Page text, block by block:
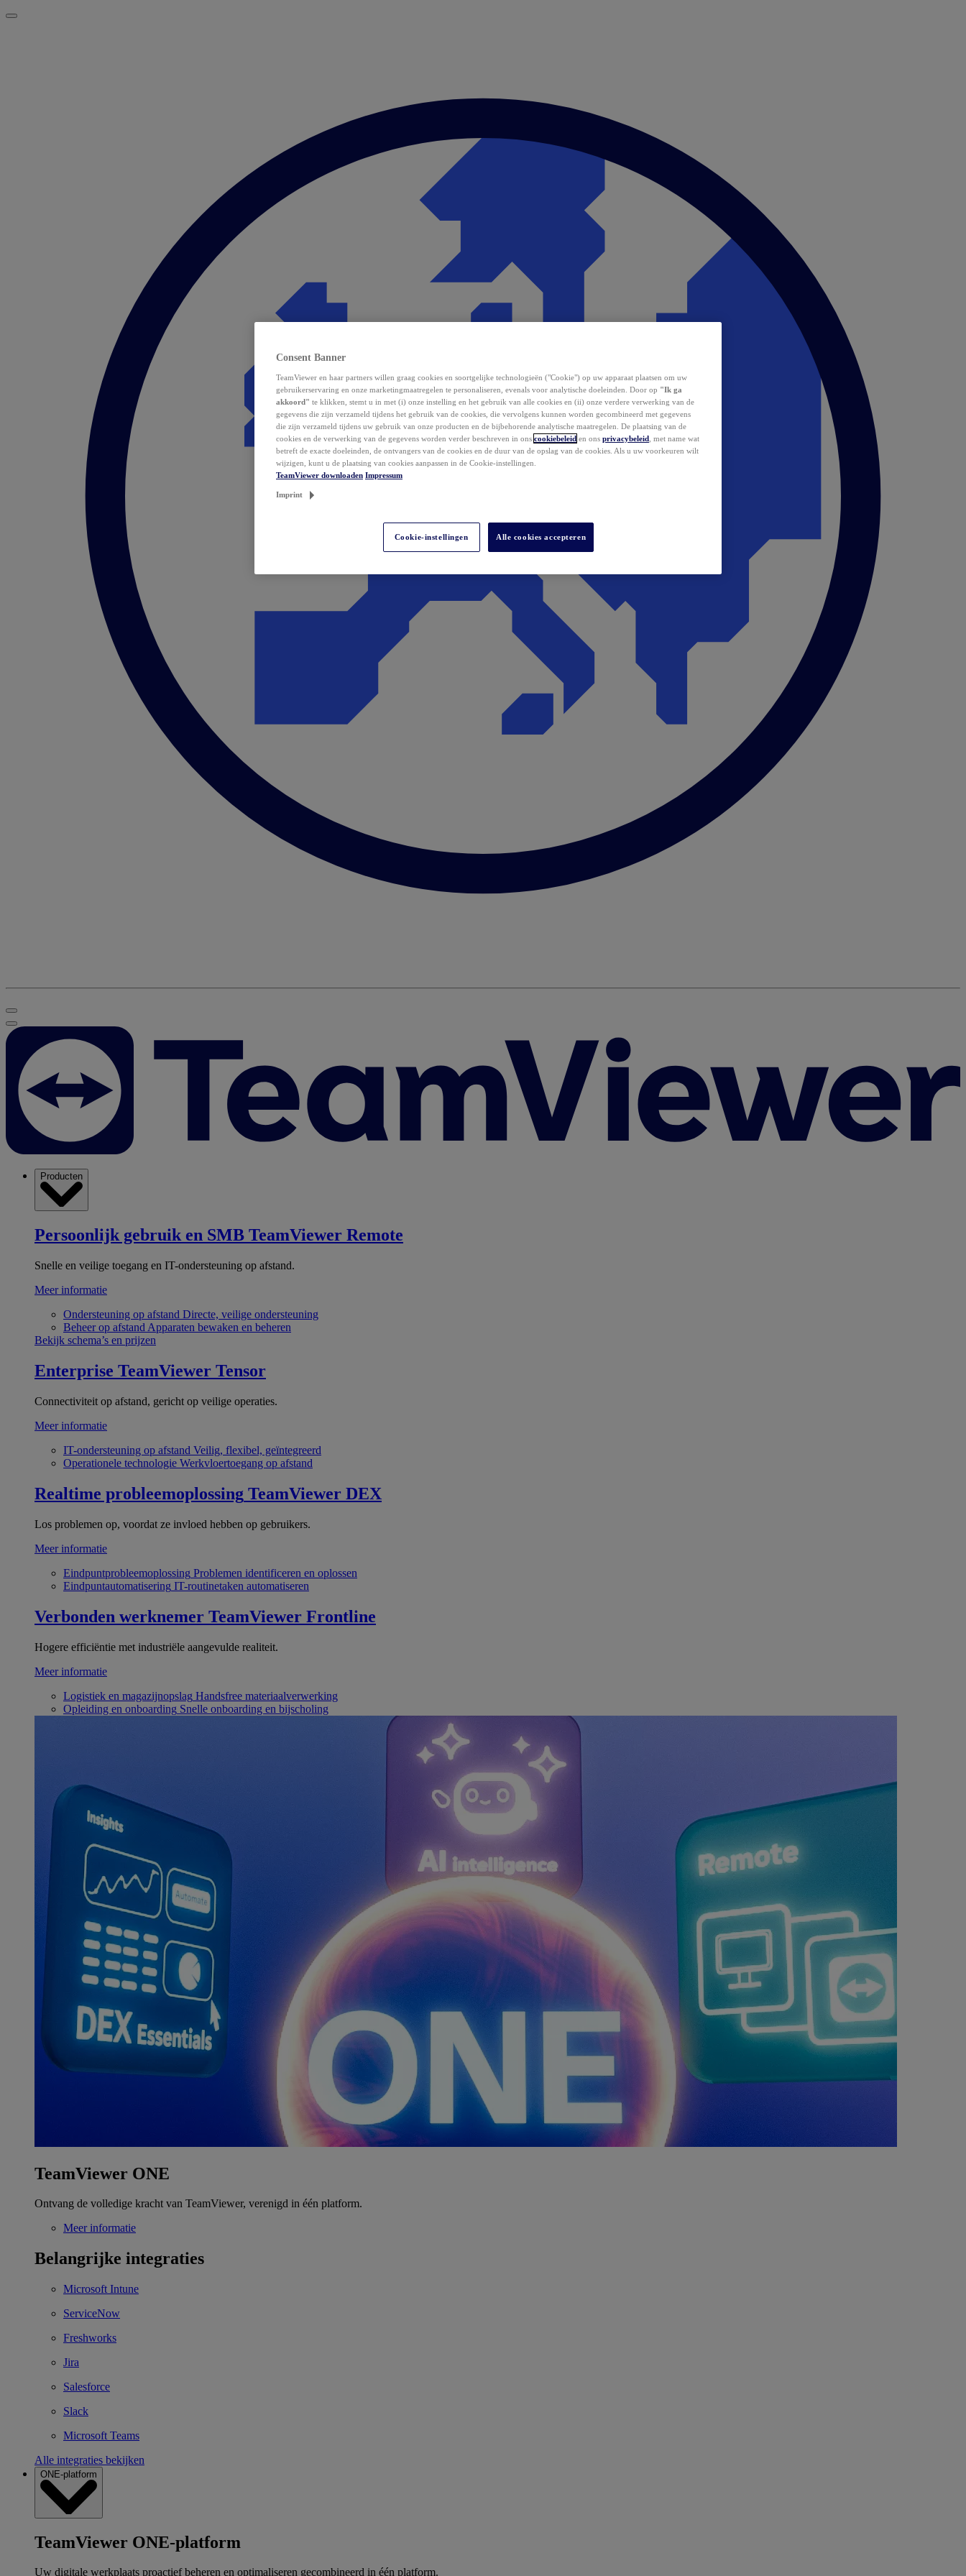
Producten
Persoonlijk gebruik en SMB TeamViewer Remote
Snelle en veilige toegang en IT-ondersteuning op afstand.
Meer informatie
Ondersteuning op afstand Directe, veilige ondersteuning
Beheer op afstand Apparaten bewaken en beheren
Bekijk schema’s en prijzen
Enterprise TeamViewer Tensor
Connectiviteit op afstand, gericht op veilige operaties.
Meer informatie
IT-ondersteuning op afstand Veilig, flexibel, geïntegreerd
Operationele technologie Werkvloertoegang op afstand
Realtime probleemoplossing TeamViewer DEX
Los problemen op, voordat ze invloed hebben op gebruikers.
Meer informatie
Eindpuntprobleemoplossing Problemen identificeren en oplossen
Eindpuntautomatisering IT-routinetaken automatiseren
Verbonden werknemer TeamViewer Frontline
Hogere efficiëntie met industriële aangevulde realiteit.
Meer informatie
Logistiek en magazijnopslag Handsfree materiaalverwerking
Opleiding en onboarding Snelle onboarding en bijscholing
TeamViewer ONE
Ontvang de volledige kracht van TeamViewer, verenigd in één platform.
Meer informatie
Belangrijke integraties
Microsoft Intune
ServiceNow
Freshworks
Jira
Salesforce
Slack
Microsoft Teams
Alle integraties bekijken
ONE-platform
TeamViewer ONE-platform
Uw digitale werkplaats proactief beheren en optimaliseren gecombineerd in één platform.
Consent Banner
TeamViewer en haar partners willen graag cookies en soortgelijke technologieën ("Cookie") op uw apparaat plaatsen om uw
gebruikerservaring en onze marketingmaatregelen te personaliseren, evenals voor analytische doeleinden. Door op "Ik ga
akkoord" te klikken, stemt u in met (i) onze instelling en het gebruik van alle cookies en (ii) onze verdere verwerking van de
gegevens die zijn verzameld tijdens het gebruik van de cookies, die vervolgens kunnen worden gecombineerd met gegevens
die zijn verzameld tijdens uw gebruik van onze producten en de bijbehorende analytische maatregelen. De plaatsing van de
cookies en de verwerking van de gegevens worden verder beschreven in ons cookiebeleid en ons privacybeleid , met name wat
betreft de exacte doeleinden, de ontvangers van de cookies en de duur van de opslag van de cookies. Als u uw voorkeuren wilt
wijzigen, kunt u de plaatsing van cookies aanpassen in de Cookie-instellingen.
TeamViewer downloaden Impressum
Imprint
Cookie-instellingen Alle cookies accepteren